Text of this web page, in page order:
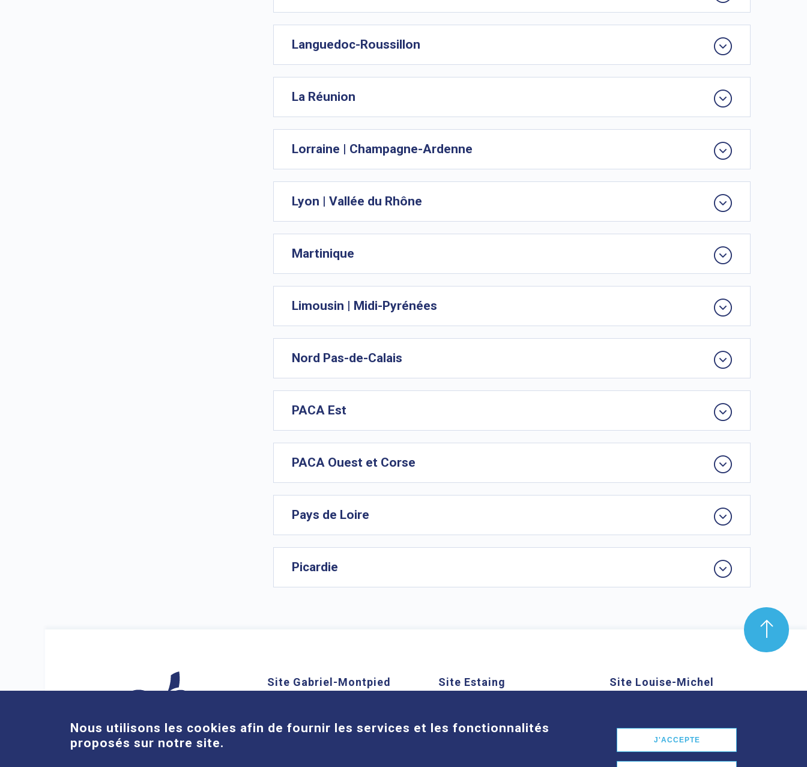
Languedoc-Roussillon
La Réunion
Lorraine | Champagne-Ardenne
Lyon | Vallée du Rhône
Martinique
Limousin | Midi-Pyrénées
Nord Pas-de-Calais
PACA Est
PACA Ouest et Corse
Pays de Loire
Picardie
Site Gabriel-Montpied Site Estaing Site Louise-Michel
En savoir plus
Cookies
Nous utilisons les cookies afin de fournir les services et les fonctionnalités
proposés sur notre site.
J'ACCEPTE